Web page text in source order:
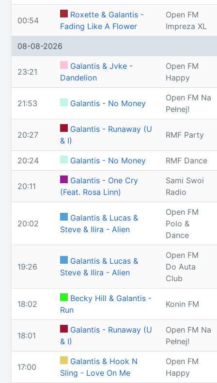
00:54
Roxette & Galantis -
Fading Like A Flower
Open FM
Impreza XL
08-08-2026
23:21
Galantis & Jvke -
Dandelion
Open FM
Happy
21:53 Galantis - No Money
Open FM Na
Pełnej!
20:27
Galantis - Runaway (U
& I)
RMF Party
20:24 Galantis - No Money RMF Dance
20:11
Galantis - One Cry
(Feat. Rosa Linn)
Sami Swoi
Radio
20:02
Galantis & Lucas &
Steve & Ilira - Alien
Open FM
Polo &
Dance
19:26
Galantis & Lucas &
Steve & Ilira - Alien
Open FM
Do Auta
Club
18:02
Becky Hill & Galantis -
Run
Konin FM
18:01
Galantis - Runaway (U
& I)
Open FM Na
Pełnej!
17:00
Galantis & Hook N
Sling - Love On Me
Open FM
Happy